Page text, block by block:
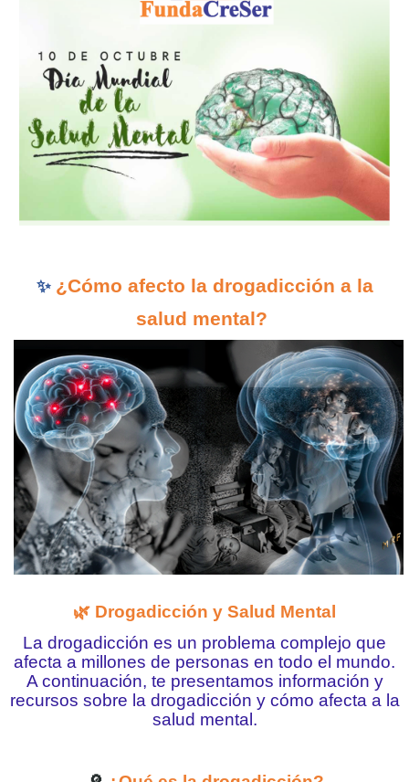
✨ ¿Cómo afecto la drogadicción a la
salud mental?
🌿 Drogadicción y Salud Mental
La drogadicción es un problema complejo que
afecta a millones de personas en todo el mundo.
A continuación, te presentamos información y
recursos sobre la drogadicción y cómo afecta a la
salud mental.